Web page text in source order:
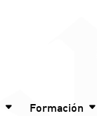
Formación